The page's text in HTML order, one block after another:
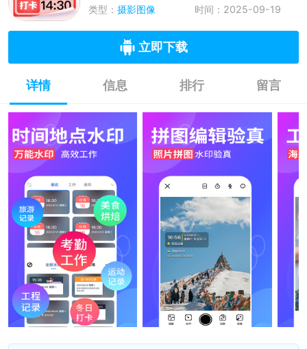
类型： 摄影图像 时间：2025-09-19
立即下载
详情 信息 排行 留言